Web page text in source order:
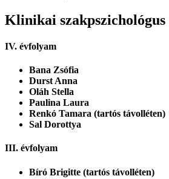
Klinikai szakpszichológus
IV. évfolyam
Bana Zsófia
Durst Anna
Oláh Stella
Paulina Laura
Renkó Tamara (tartós távolléten)
Sal Dorottya
III. évfolyam
Bíró Brigitte (tartós távolléten)